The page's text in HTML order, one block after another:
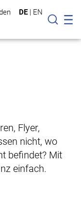
DE | EN
Suche
Flyer,
nicht, wo
befindet? Mit
einfach.